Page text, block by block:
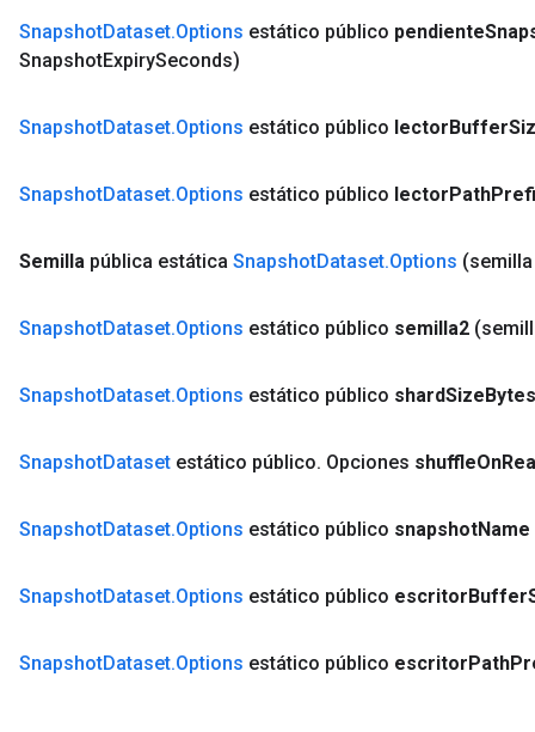
SnapshotDataset.Options estático público pendiente
SnapshotExpirySeconds)
SnapshotDataset.Options estático público lectorBuffer
SnapshotDataset.Options estático público lectorPath
Semilla pública estática SnapshotDataset.Options
SnapshotDataset.Options estático público semilla2
SnapshotDataset.Options estático público shardSizeBytes
SnapshotDataset estático público. Opciones shuffleOn
SnapshotDataset.Options estático público snapshotName
SnapshotDataset.Options estático público escritorBuffer
SnapshotDataset.Options estático público escritorPath